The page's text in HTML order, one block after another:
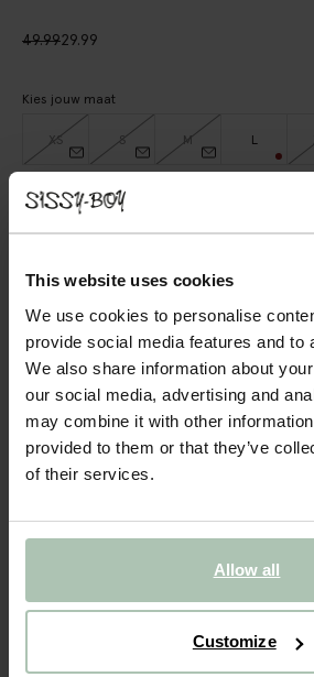
This website uses cookies
We use cookies to personalise
provide social media features and to
We also share information about
our social media, advertising and
may combine it with other
provided to them or that they’ve
of their services.
Allow all
Customize
49.9929.99
Kies jouw maat
XS S M L
BEKIJK
Gratis verzending naar winkel
Achteraf betalen
Snelle levering
OMSCHRIJVING
ALLES OVER DIT PRODUCT